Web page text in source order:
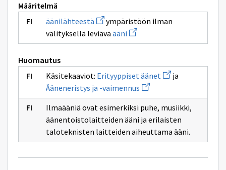
Määritelmä
äänilähteestä Avaa
uuden
ikkunan
sivulle
ympäristöön ilman
välityksellä leviävä ääni Avaa
uuden
ikkunan
Huomautus
Käsitekaaviot: Erityyppiset äänet Avaa
uuden
sivulle
Erityyppiset
äänet
ja
Ääneneristys ja -vaimennus Avaa
uuden
ikkunan
sivulle
Ääneneristys
ja
-
vaimennus
Ilmaääniä ovat esimerkiksi puhe, musiikki,
äänentoistolaitteiden ääni ja erilaisten
taloteknisten laitteiden aiheuttama ääni.